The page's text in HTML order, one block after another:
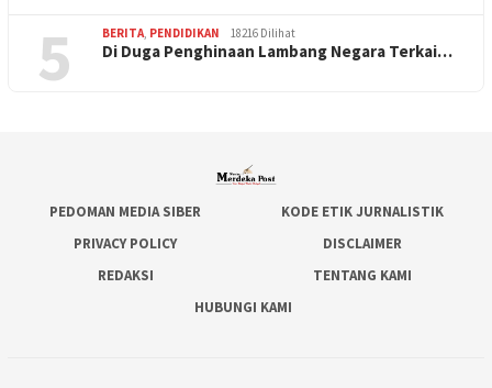
5 BERITA, PENDIDIKAN 18216 Dilihat
Di Duga Penghinaan Lambang Negara Terkai…
PEDOMAN MEDIA SIBER
KODE ETIK JURNALISTIK
PRIVACY POLICY
DISCLAIMER
REDAKSI
TENTANG KAMI
HUBUNGI KAMI